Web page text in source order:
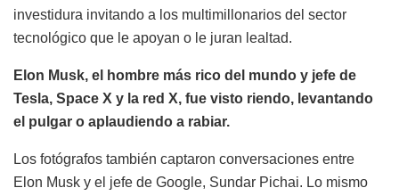
investidura invitando a los multimillonarios del sector
tecnológico que le apoyan o le juran lealtad.
Elon Musk, el hombre más rico del mundo y jefe de
Tesla, Space X y la red X, fue visto riendo, levantando
el pulgar o aplaudiendo a rabiar.
Los fotógrafos también captaron conversaciones entre
Elon Musk y el jefe de Google, Sundar Pichai. Lo mismo